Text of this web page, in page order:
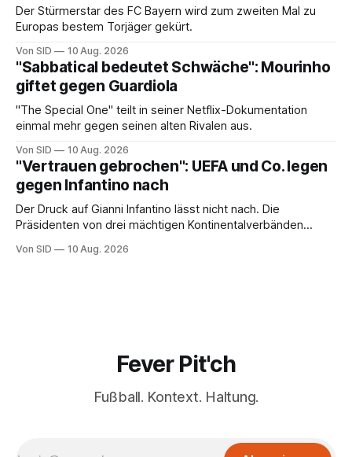
Der Stürmerstar des FC Bayern wird zum zweiten Mal zu
Europas bestem Torjäger gekürt.
Von SID 10 Aug. 2026
"Sabbatical bedeutet Schwäche": Mourinho
giftet gegen Guardiola
"The Special One" teilt in seiner Netflix-Dokumentation
einmal mehr gegen seinen alten Rivalen aus.
Von SID 10 Aug. 2026
"Vertrauen gebrochen": UEFA und Co. legen
gegen Infantino nach
Der Druck auf Gianni Infantino lässt nicht nach. Die
Präsidenten von drei mächtigen Kontinentalverbänden
Von SID 10 Aug. 2026
Fever Pit'ch
Fußball. Kontext. Haltung.